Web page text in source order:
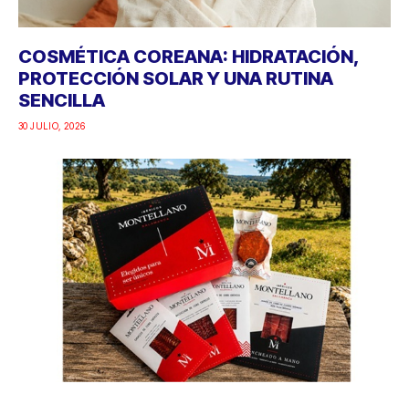
COSMÉTICA COREANA: HIDRATACIÓN,
PROTECCIÓN SOLAR Y UNA RUTINA
SENCILLA
30 JULIO, 2026